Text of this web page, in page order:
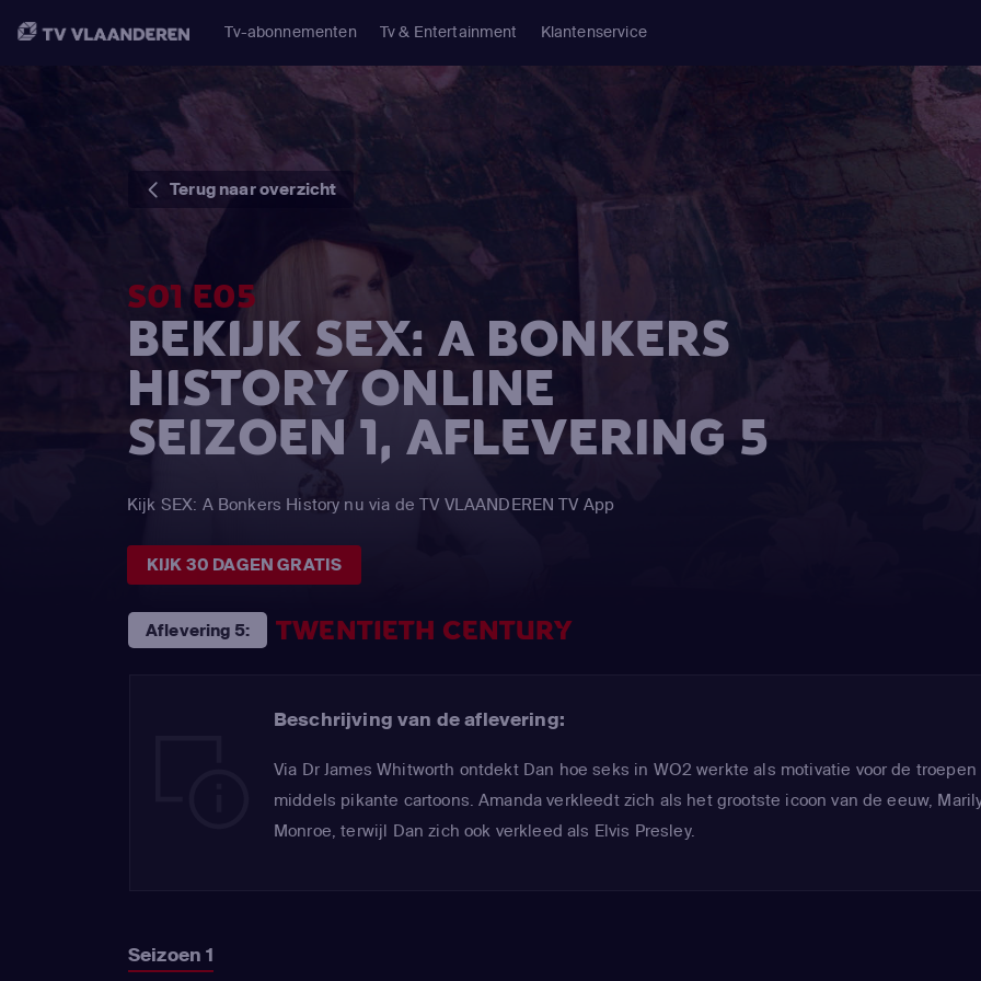
Tv-abonnementen Tv & Entertainment Klantenservice
Terug naar overzicht
S01 E05
BEKIJK SEX: A BONKERS
HISTORY ONLINE
SEIZOEN 1, AFLEVERING 5
Kijk SEX: A Bonkers History nu via de TV VLAANDEREN TV App
KIJK 30 DAGEN GRATIS
Aflevering 5: TWENTIETH CENTURY
Beschrijving van de aflevering:
Via Dr James Whitworth ontdekt Dan hoe seks in WO2 werkte als motivatie voor de troepen
middels pikante cartoons. Amanda verkleedt zich als het grootste icoon van de eeuw,
Monroe, terwijl Dan zich ook verkleed als Elvis Presley.
Seizoen 1